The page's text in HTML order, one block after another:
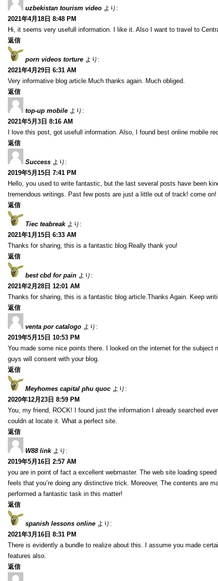
uzbekistan tourism video より:
2021年4月18日 8:48 PM
Hi, it seems very usefull information. I like it. Also I want to travel to
返信
porn videos torture より:
2021年4月29日 6:31 AM
Very informative blog article.Much thanks again. Much obliged.
返信
top-up mobile より:
2021年5月3日 8:16 AM
I love this post, got usefull information. Also, I found best online mobile
返信
Success より:
2019年5月15日 7:41 PM
Hello, you used to write fantastic, but the last several posts have been
tremendous writings. Past few posts are just a little out of track! come on!
返信
Tiec teabreak より:
2021年1月15日 6:33 AM
Thanks for sharing, this is a fantastic blog.Really thank you!
返信
best cbd for pain より:
2021年2月28日 12:01 AM
Thanks for sharing, this is a fantastic blog article.Thanks Again. Keep
返信
venta por catalogo より:
2019年5月15日 10:53 PM
You made some nice points there. I looked on the internet for the subject
guys will consent with your blog.
返信
Meyhomes capital phu quoc より:
2020年12月23日 8:59 PM
You, my friend, ROCK! I found just the information I already searched
couldn at locate it. What a perfect site.
返信
W88 link より:
2019年5月16日 2:57 AM
you are in point of fact a excellent webmaster. The web site loading
feels that you’re doing any distinctive trick. Moreover, The contents are
performed a fantastic task in this matter!
返信
spanish lessons online より:
2021年3月16日 8:31 PM
There is evidently a bundle to realize about this. I assume you made
features also.
返信